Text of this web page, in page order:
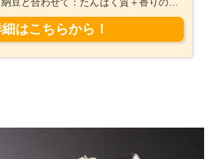
納豆と合わせて：たんぱく質＋香りの相
乗効果健康ポイント 行者にんにくはビタ
ミン・ミネラルが豊富で、疲労回復・抗
副菜になります。美味しく作るための5